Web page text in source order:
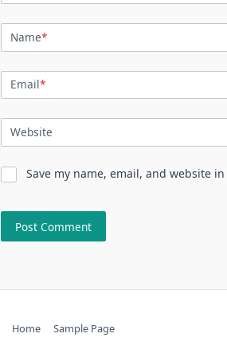
Name*
Email*
Website
Save my name, email, and website
Home Sample Page